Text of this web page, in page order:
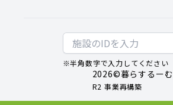
2026©暮らするーむ
R2 事業再構築
※半角数字で入力してください